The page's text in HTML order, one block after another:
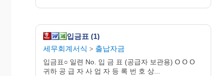
입금표 (1)
세무회계서식 > 출납자금
입금표○ 일련 No. 입 금 표 (공급자 보관용) O O O
귀하 공 급 자 사 업 자 등 록 번 호 상...